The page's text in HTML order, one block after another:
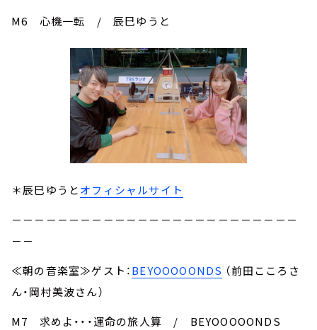
M6 心機一転 / 辰巳ゆうと
＊辰巳ゆうとオフィシャルサイト
－－－－－－－－－－－－－－－－－－－－－－－－－
－－
≪朝の音楽室≫ゲスト：BEYOOOOONDS （前田こころさ
ん・岡村美波さん）
M7 求めよ・・・運命の旅人算 / BEYOOOOONDS